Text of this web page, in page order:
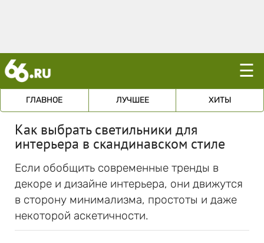
☰
ГЛАВНОЕ ЛУЧШЕЕ ХИТЫ
Как выбрать светильники для
интерьера в скандинавском стиле
Если обобщить современные тренды в
декоре и дизайне интерьера, они движутся
в сторону минимализма, простоты и даже
некоторой аскетичности.